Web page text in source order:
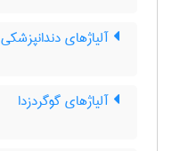
آلیاژهای دندانپزشکی
آلیاژهای گوگردزدا